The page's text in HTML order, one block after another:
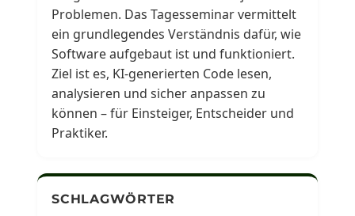
Problemen. Das Tagesseminar vermittelt
ein grundlegendes Verständnis dafür, wie
Software aufgebaut ist und funktioniert.
Ziel ist es, KI-generierten Code lesen,
analysieren und sicher anpassen zu
können – für Einsteiger, Entscheider und
Praktiker.
SCHLAGWÖRTER